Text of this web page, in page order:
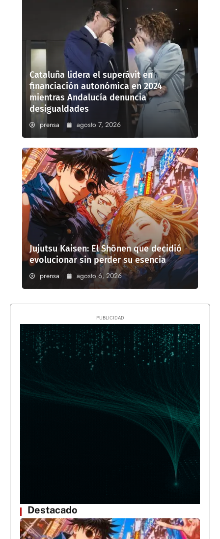
Cataluña lidera el superávit en
financiación autonómica en 2024
mientras Andalucía denuncia
desigualdades
prensa agosto 7, 2026
Jujutsu Kaisen: El Shōnen que decidió
evolucionar sin perder su esencia
prensa agosto 6, 2026
Destacado